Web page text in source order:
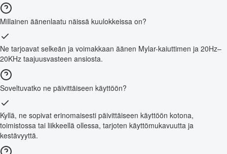
Millainen äänenlaatu näissä kuulokkeissa on?
Ne tarjoavat selkeän ja voimakkaan äänen Mylar-kaiuttimen ja 20Hz–
20KHz taajuusvasteen ansiosta.
Soveltuvatko ne päivittäiseen käyttöön?
Kyllä, ne sopivat erinomaisesti päivittäiseen käyttöön kotona,
toimistossa tai liikkeellä ollessa, tarjoten käyttömukavuutta ja
kestävyyttä.